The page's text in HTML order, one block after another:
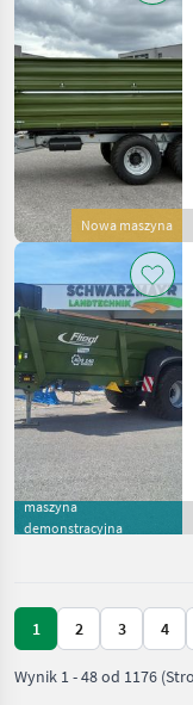
Nowa maszyna
maszyna
demonstracyjna
1 2 3 4
Wynik 1-48od 1176